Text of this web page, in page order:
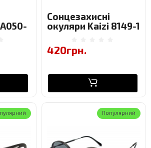
Сонцезахисні
окуляри Kaizi 8149-1
420грн.
Популярний